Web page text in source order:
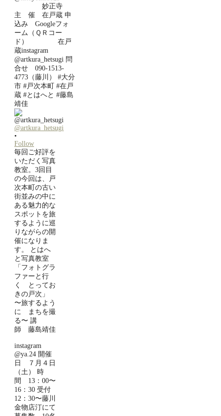
@artkura_hetsugi
•
Follow
毎回ご好評を
いただく写真
教室。3回目
の今回は、戸
次本町の古い
街並みの中に
ある魅力的な
スポットを旅
するように巡
りながらの開
催になりま
す。 とはへ
と写真教室
「フォトグラ
ファーと行
く とってお
きの戸次」
〜旅するよう
に まちを撮
る〜 講
師 藤島靖佳
instagram
@ya.24 開催
日 ７月４日
（土） 時
間 13：00〜
16：30 受付
12：30〜藤川
金物店汀にて